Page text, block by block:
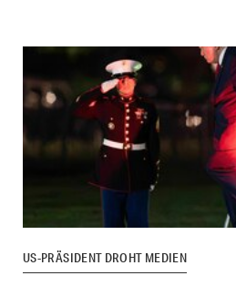
US-PRÄSIDENT DROHT MEDIEN